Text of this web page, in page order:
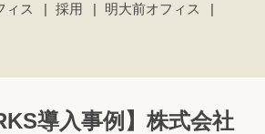
ィス 採用 明大前オフィス
導入事例】株式会社